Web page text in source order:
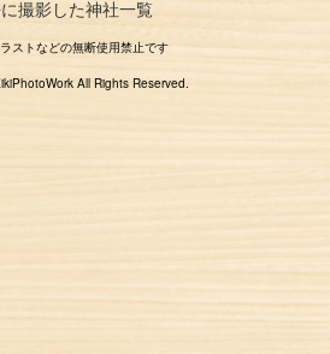
撮影した神社一覧
ストなどの無断使用禁止です
All Rights Reserved.